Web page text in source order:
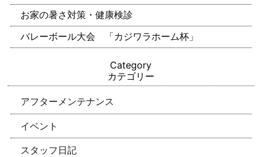
お家の暑さ対策・健康検診
バレーボール大会 「カジワラホーム杯」
Category
カテゴリー
アフターメンテナンス
イベント
スタッフ日記